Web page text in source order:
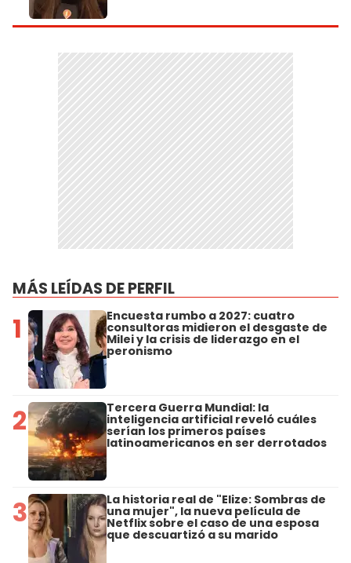
MÁS LEÍDAS DE PERFIL
1 Encuesta rumbo a 2027: cuatro
consultoras midieron el desgaste de
Milei y la crisis de liderazgo en el
peronismo
2 Tercera Guerra Mundial: la
inteligencia artificial reveló cuáles
serían los primeros países
latinoamericanos en ser derrotados
3 La historia real de "Elize: Sombras de
una mujer", la nueva película de
Netflix sobre el caso de una esposa
que descuartizó a su marido